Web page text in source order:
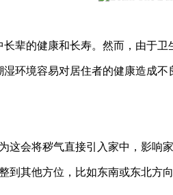
辈的健康和长寿。然而，由于
环境容易对居住者的健康造成
这会将秽气直接引入家中，影响
到其他方位，比如东南或东北方